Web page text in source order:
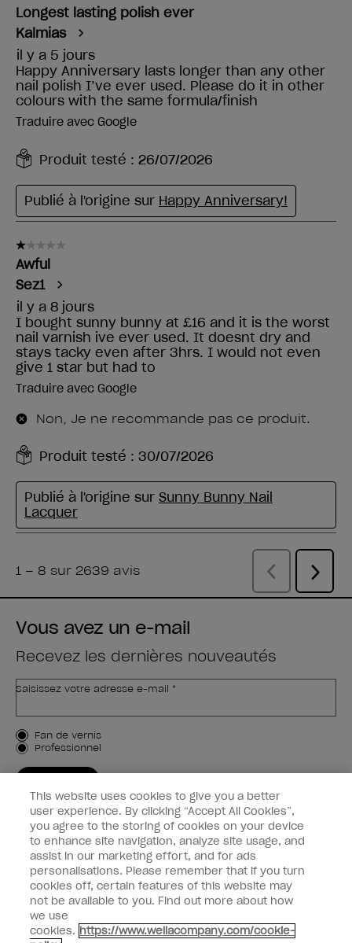
Vous avez un e-mail
Recevez les dernières nouveautés
Saisissez votre adresse e-mail *
Type de client
Fan de vernis
Professionnel
Informations clients
Connectez-Vous
facebookinstagramyoutube
This website uses cookies to give you a better
user experience. By clicking “Accept All Cookies”,
you agree to the storing of cookies on your device
to enhance site navigation, analyze site usage, and
assist in our marketing effort, and for ads
personalisations. Please remember that if you turn
cookies off, certain features of this website may
not be available to you. Find out more about how
we use
cookies. https://www.wellacompany.com/cookie-